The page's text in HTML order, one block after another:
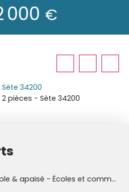
000 €
Sète 34200
pièces - Sète 34200
Quartier vert, durable & apaisé - Écoles et commerces à pied - Horizon mer